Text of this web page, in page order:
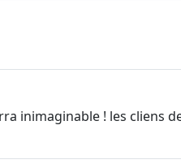
inimaginable ! les